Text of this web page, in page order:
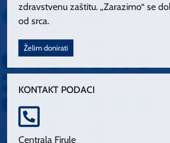
zdravstvenu zaštitu. „Zarazimo“ se
od srca.
Želim donirati
KONTAKT PODACI
Centrala Firule